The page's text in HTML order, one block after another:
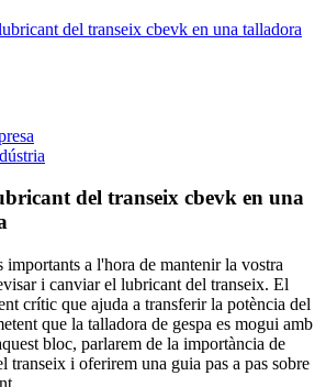
del transeix cbevk en una talladora
del transeix cbevk en una
importants a l'hora de mantenir la vostra
i canviar el lubricant del transeix. El
crític que ajuda a transferir la potència del
que la talladora de gespa es mogui amb
bloc, parlarem de la importància de
transeix i oferirem una guia pas a pas sobre